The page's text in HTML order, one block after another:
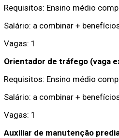
Requisitos: Ensino médio
Salário: a combinar +
Vagas: 1
Orientador de tráfego (vaga
Requisitos: Ensino médio
Salário: a combinar +
Vagas: 1
Auxiliar de manutenção